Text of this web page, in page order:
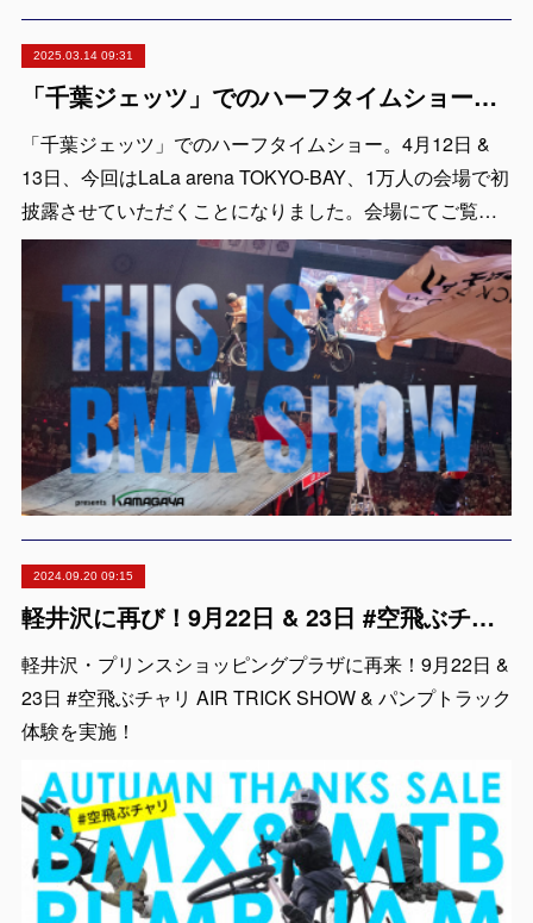
2025.03.14 09:31
「千葉ジェッツ」でのハーフタイムショー出演決定！LaLa arena TOKYO-BAYの1万人の会場で実施 ※4月12日 & 13日
「千葉ジェッツ」でのハーフタイムショー。4月12日 &
13日、今回はLaLa arena TOKYO-BAY、1万人の会場で初
披露させていただくことになりました。会場にてご覧…
2024.09.20 09:15
軽井沢に再び！9月22日 & 23日 #空飛ぶチャリ AIR TRICK SHOW & パンプトラック体験！
軽井沢・プリンスショッピングプラザに再来！9月22日 &
23日 #空飛ぶチャリ AIR TRICK SHOW & パンプトラック
体験を実施！